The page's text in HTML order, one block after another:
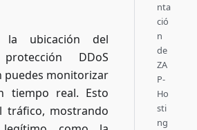
la ubicación del
DDoS
puedes monitorizar
tiempo real. Esto
tráfico, mostrando
nta
ció
n
de
ZA
P-
Ho
sti
ng